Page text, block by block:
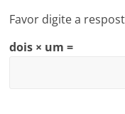
Favor digite a
dois × um =